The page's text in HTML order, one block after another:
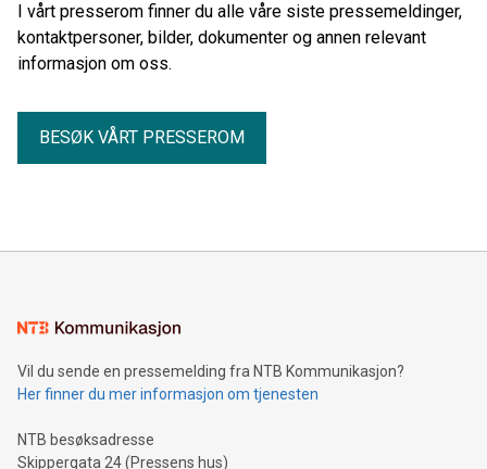
I vårt presserom finner du alle våre siste pressemeldinger,
kontaktpersoner, bilder, dokumenter og annen relevant
informasjon om oss.
BESØK VÅRT PRESSEROM
Vil du sende en pressemelding fra NTB Kommunikasjon?
Her finner du mer informasjon om tjenesten
NTB besøksadresse
Skippergata 24 (Pressens hus)